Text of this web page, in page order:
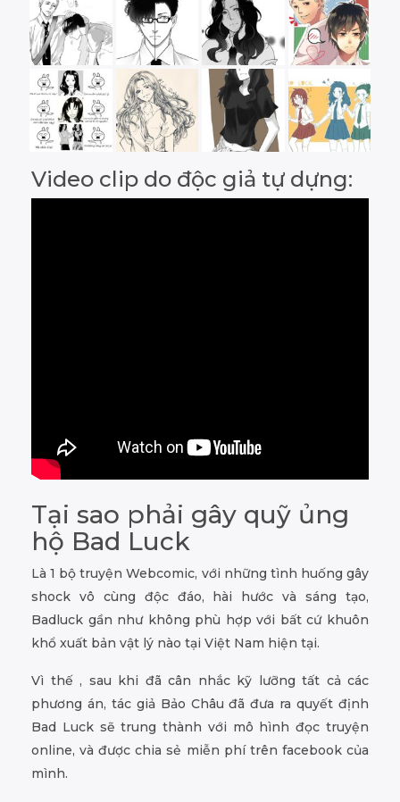
Video clip do độc giả tự dựng:
Tại sao phải gây quỹ ủng
hộ Bad Luck
Là 1 bộ truyện Webcomic, với những tình huống gây
shock vô cùng độc đáo, hài hước và sáng tạo,
Badluck gần như không phù hợp với bất cứ khuôn
khổ xuất bản vật lý nào tại Việt Nam hiện tại.
Vì thế , sau khi đã cân nhắc kỹ lưỡng tất cả các
phương án, tác giả Bảo Châu đã đưa ra quyết định
Bad Luck sẽ trung thành với mô hình đọc truyện
online, và được chia sẻ miễn phí trên facebook của
mình.